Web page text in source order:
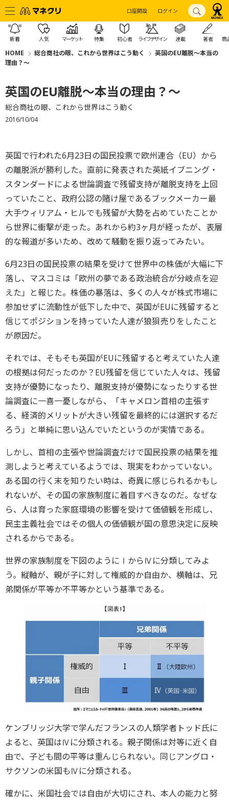
口座開設 ログイン
新着 人気 マーケット 特集 初心者 ライフデザイン 連載 著者 商
HOME 総合商社の眼、これから世界はこう動く
英国のEU離脱～本当の
理由？～
英国のEU離脱～本当の理由？～
総合商社の眼、これから世界はこう動く
2016/10/04
英国で行われた6月23日の国民投票で欧州連合（EU）から
の離脱派が勝利した。直前に発表された英紙イブニング・
スタンダードによる世論調査で残留支持が離脱支持を上回
っていたこと、政府公認の賭け屋であるブックメーカー最
大手ウィリアム・ヒルでも残留が大勢を占めていたことか
ら世界に衝撃が走った。あれから約3ヶ月が経ったが、表層
的な報道が多いため、改めて騒動を振り返ってみたい。
6月23日の国民投票の結果を受けて世界中の株価が大幅に下
落し、マスコミは「欧州の夢である政治統合が分岐点を迎
えた」と報じた。株価の暴落は、多くの人々が株式市場に
参加せずに流動性が低下した中で、英国がEUに残留すると
信じてポジションを持っていた人達が狼狽売りをしたこと
が原因だ。
それでは、そもそも英国がEUに残留すると考えていた人達
の根拠は何だったのか？EU残留を信じていた人々は、残留
支持が優勢になったり、離脱支持が優勢になったりする世
論調査に一喜一憂しながら、「キャメロン首相の主張す
る、経済的メリットが大きい残留を最終的には選択するだ
ろう」と単純に思い込んでいたというのが実情である。
しかし、首相の主張や世論調査だけで国民投票の結果を推
測しようと考えているようでは、現実をわかっていない。
ある国の行く末を知りたい時は、奇異に感じられるかもし
れないが、その国の家族制度に着目すべきなのだ。なぜな
ら、人は育った家庭環境の影響を受けて価値観を形成し、
民主主義社会ではその個人の価値観が国の意思決定に反映
されるからである。
世界の家族制度を下図のようにⅠからⅣに分類してみよ
う。縦軸が、親が子に対して権威的か自由か、横軸は、兄
弟関係が平等か不平等かという基準である。
ケンブリッジ大学で学んだフランスの人類学者トッド氏に
よると、英国はⅣに分類される。親子関係は対等に近く自
由で、子ども間の平等は重んじられない。同じアングロ・
サクソンの米国もⅣに分類される。
確かに、米国社会では自由が大切にされ、本人の能力と努